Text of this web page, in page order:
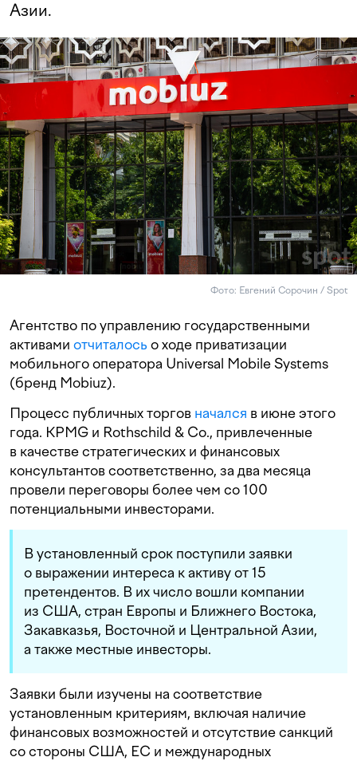
Азии.
Фото: Евгений Сорочин / Spot
Агентство по управлению государственными
активами отчиталось о ходе приватизации
мобильного оператора Universal Mobile Systems
(бренд Mobiuz).
Процесс публичных торгов начался в июне этого
года. KPMG и Rothschild & Co., привлеченные
в качестве стратегических и финансовых
консультантов соответственно, за два месяца
провели переговоры более чем со 100
потенциальными инвесторами.
В установленный срок поступили заявки
о выражении интереса к активу от 15
претендентов. В их число вошли компании
из США, стран Европы и Ближнего Востока,
Закавказья, Восточной и Центральной Азии,
а также местные инвесторы.
Заявки были изучены на соответствие
установленным критериям, включая наличие
финансовых возможностей и отсутствие санкций
со стороны США, ЕС и международных